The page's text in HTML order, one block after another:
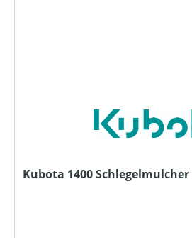
Kubota 1400 Schlegelmulcher